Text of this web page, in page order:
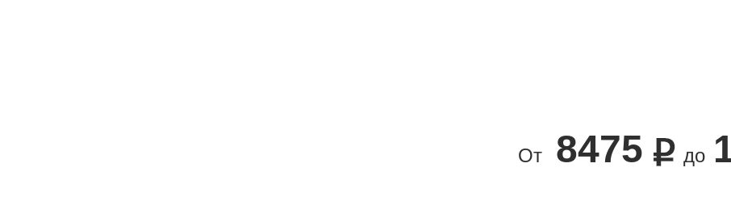
От 8475 до